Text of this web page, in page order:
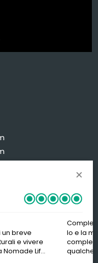
cherif Jorf-
Compleanno a
Io e la mia amica
compleanno a
qualche giorno con i